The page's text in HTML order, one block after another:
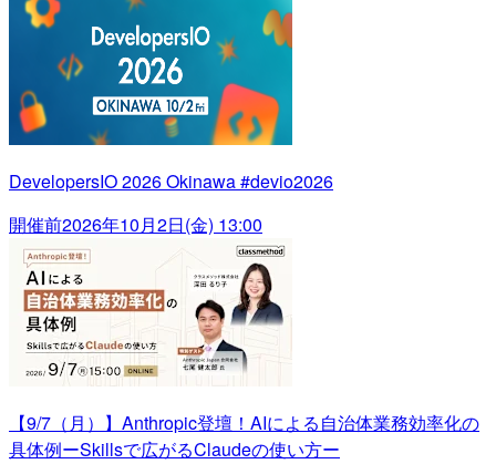
DevelopersIO 2026 Okinawa #devio2026
開催前2026年10月2日(金) 13:00
【9/7（月）】Anthropic登壇！AIによる自治体業務効率化の
具体例ーSkillsで広がるClaudeの使い方ー